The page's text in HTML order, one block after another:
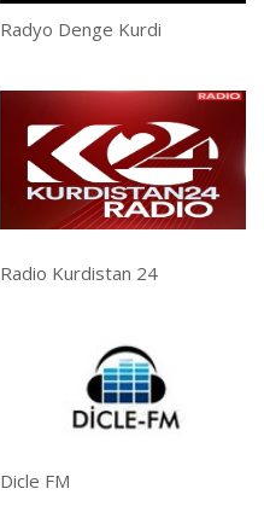
Radyo Denge Kurdi
Radio Kurdistan 24
Dicle FM